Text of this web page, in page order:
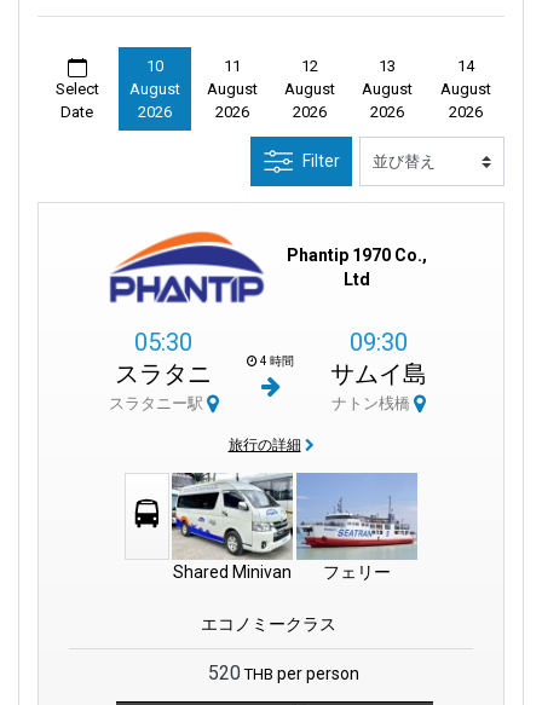
Select
Date
10
August
2026
11
August
2026
12
August
2026
13
August
2026
14
August
2026
Filter
Phantip 1970 Co.,
Ltd
05:30
スラタニ
スラタニー駅
4 時間
09:30
サムイ島
ナトン桟橋
旅行の詳細
Shared Minivan フェリー
エコノミークラス
520 THB per person